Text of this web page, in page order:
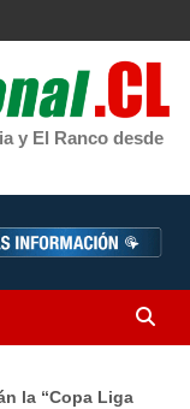
y El Ranco desde
la “Copa Liga